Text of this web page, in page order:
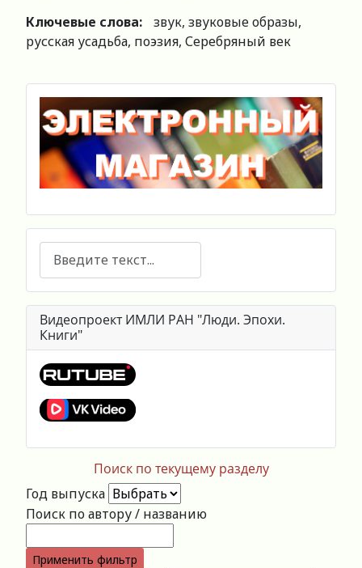
Ключевые слова:
звук, звуковые образы,
русская усадьба, поэзия, Серебряный век
Поиск
Видеопроект ИМЛИ РАН "Люди. Эпохи.
Книги"
Поиск по текущему разделу
Год выпуска
Поиск по автору / названию
Применить фильтр